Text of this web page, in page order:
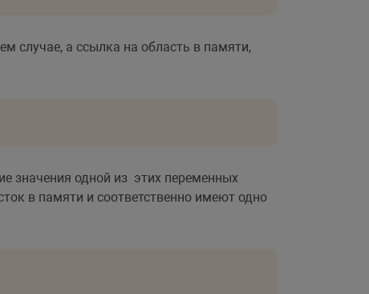
случае, а ссылка на область в памяти,
значения одной из этих переменных
в памяти и соответственно имеют одно